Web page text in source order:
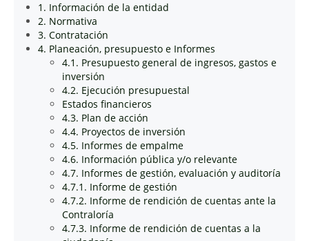
1. Información de la entidad
2. Normativa
3. Contratación
4. Planeación, presupuesto e Informes
4.1. Presupuesto general de ingresos, gastos e
inversión
4.2. Ejecución presupuestal
Estados financieros
4.3. Plan de acción
4.4. Proyectos de inversión
4.5. Informes de empalme
4.6. Información pública y/o relevante
4.7. Informes de gestión, evaluación y auditoría
4.7.1. Informe de gestión
4.7.2. Informe de rendición de cuentas ante la
Contraloría
4.7.3. Informe de rendición de cuentas a la